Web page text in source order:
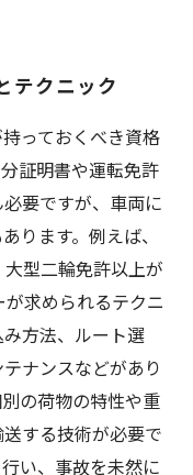
テクニック
っておくべき資格
証明書や運転免許
要ですが、車両に
ります。例えば、
型二輪免許以上が
求められるテクニ
方法、ルート選
ナンスなどがあり
の荷物の特性や重
する技術が必要で
い、事故を未然に